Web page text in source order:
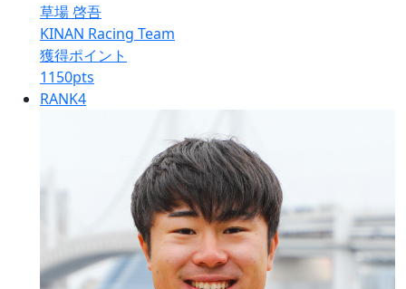
草場 啓吾
KINAN Racing Team
獲得ポイント
1150pts
RANK4